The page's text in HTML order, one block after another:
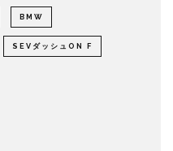
BMW
SEVダッシュON F